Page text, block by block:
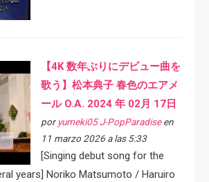
【4K 数年ぶりにデビュー曲を
歌う】松本典子 春色のエアメ
ール O.A. 2024 年 02月 17日
por yumeki05 J-PopParadiseen
11 marzo 2026 a las 5:33
[Singing debut song for the
years] Noriko Matsumoto / Haruiro